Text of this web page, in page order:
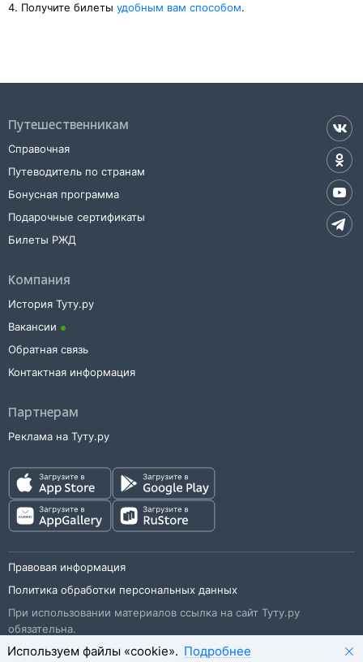
4. Получите билеты удобным вам способом.
Путешественникам
Справочная
Путеводитель по странам
Бонусная программа
Подарочные сертификаты
Билеты РЖД
Компания
История Туту.ру
Вакансии
Обратная связь
Контактная информация
Партнерам
Реклама на Туту.ру
Правовая информация
Политика обработки персональных данных
При использовании материалов ссылка на сайт Туту.ру
обязательна.
Используем файлы «cookie». Подробнее